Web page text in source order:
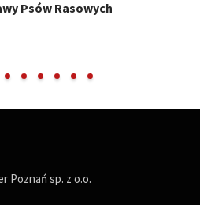
Psów Rasowych
Poznań sp. z o.o.